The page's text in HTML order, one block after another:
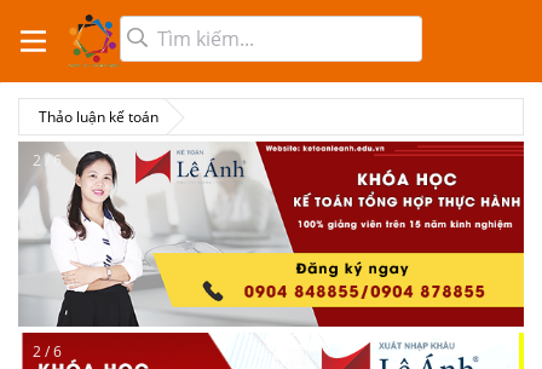
Thảo luận kế toán
2 / 6
2 / 6